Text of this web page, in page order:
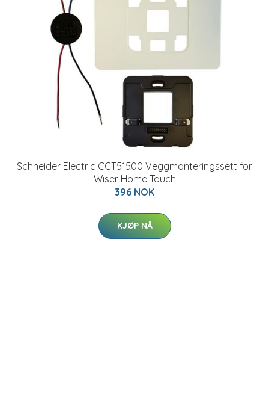
Schneider Electric CCT51500 Veggmonteringssett for
Wiser Home Touch
396 NOK
KJØP NÅ